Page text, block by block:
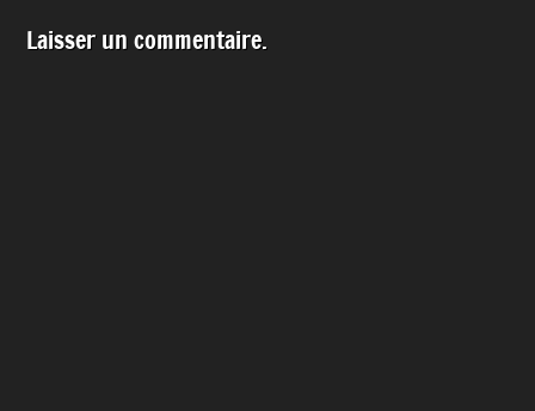
Laisser un commentaire.